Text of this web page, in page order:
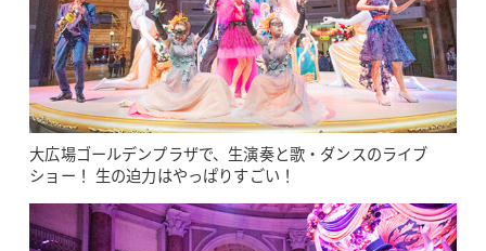
大広場ゴールデンプラザで、生演奏と歌・ダンスのライブ
ショー！ 生の迫力はやっぱりすごい！